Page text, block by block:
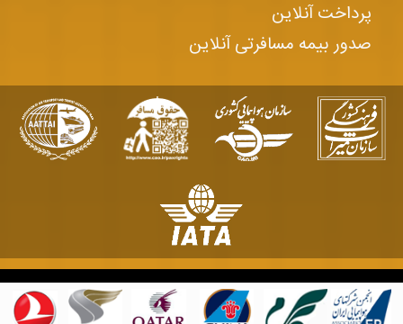
پرداخت آنلاین
صدور بیمه مسافرتی آنلاین